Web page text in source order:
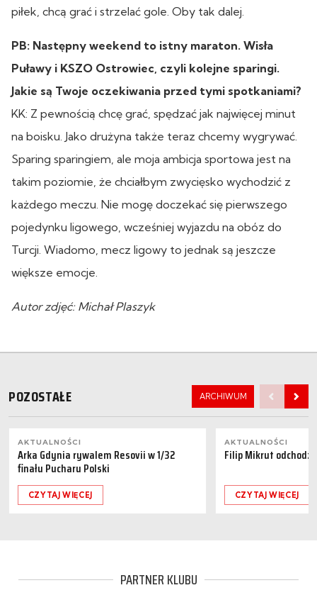
piłek, chcą grać i strzelać gole. Oby tak dalej.
PB: Następny weekend to istny maraton. Wisła
Puławy i KSZO Ostrowiec, czyli kolejne sparingi.
Jakie są Twoje oczekiwania przed tymi spotkaniami?
KK: Z pewnością chcę grać, spędzać jak najwięcej minut
na boisku. Jako drużyna także teraz chcemy wygrywać.
Sparing sparingiem, ale moja ambicja sportowa jest na
takim poziomie, że chciałbym zwycięsko wychodzić z
każdego meczu. Nie mogę doczekać się pierwszego
pojedynku ligowego, wcześniej wyjazdu na obóz do
Turcji. Wiadomo, mecz ligowy to jednak są jeszcze
większe emocje.
Autor zdjęć: Michał Plaszyk
POZOSTAŁE ARCHIWUM
AKTUALNOŚCI
Arka Gdynia rywalem Resovii w 1/32
finału Pucharu Polski
CZYTAJ WIĘCEJ
AKTUALNOŚCI
Filip Mikrut
CZYTAJ WIĘCEJ
PARTNER KLUBU